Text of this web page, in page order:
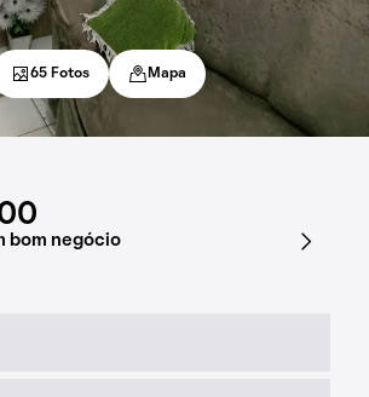
bom negócio
65 Fotos Mapa